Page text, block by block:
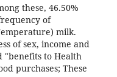
these, 46.50%
of
milk.
of sex, income and
"benefits to Health
purchases; These